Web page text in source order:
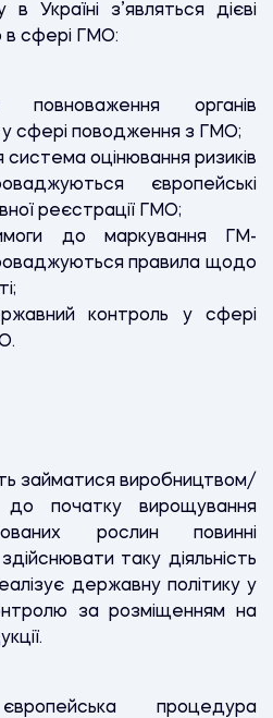
Україні з’являться дієві
в сфері ГМО:
повноваження органів
сфері поводження з ГМО;
оцінювання ризиків
європейські
реєстрації ГМО;
до маркування ГМ-
правила щодо
контроль у сфері
займатися виробництвом/
початку вирощування
рослин повинні
таку діяльність
державну політику у
за розміщенням на
процедура